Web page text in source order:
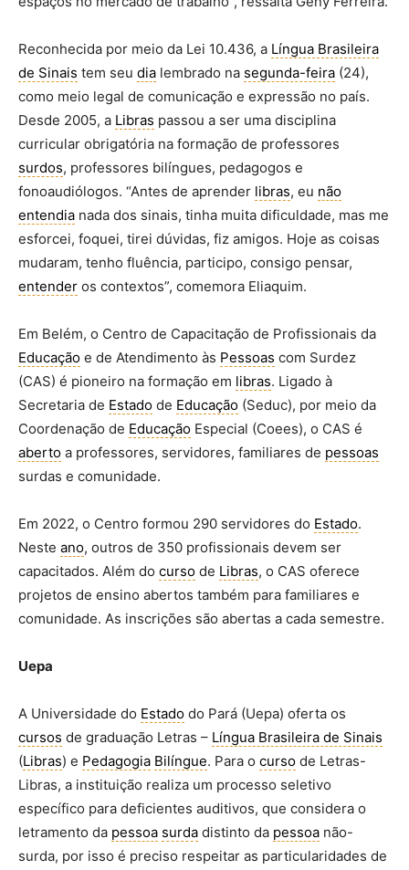
Reconhecida por meio da Lei 10.436, a Língua Brasileira
de Sinais tem seu dia lembrado na segunda-feira (24),
como meio legal de comunicação e expressão no país.
Desde 2005, a Libras passou a ser uma disciplina
curricular obrigatória na formação de professores
surdos, professores bilíngues, pedagogos e
fonoaudiólogos. “Antes de aprender libras, eu não
entendia nada dos sinais, tinha muita dificuldade, mas me
esforcei, foquei, tirei dúvidas, fiz amigos. Hoje as coisas
mudaram, tenho fluência, participo, consigo pensar,
entender os contextos”, comemora Eliaquim.
Em Belém, o Centro de Capacitação de Profissionais da
Educação e de Atendimento às Pessoas com Surdez
(CAS) é pioneiro na formação em libras. Ligado à
Secretaria de Estado de Educação (Seduc), por meio da
Coordenação de Educação Especial (Coees), o CAS é
aberto a professores, servidores, familiares de pessoas
surdas e comunidade.
Em 2022, o Centro formou 290 servidores do Estado.
Neste ano, outros de 350 profissionais devem ser
capacitados. Além do curso de Libras, o CAS oferece
projetos de ensino abertos também para familiares e
comunidade. As inscrições são abertas a cada semestre.
Uepa
A Universidade do Estado do Pará (Uepa) oferta os
cursos de graduação Letras – Língua Brasileira de Sinais
(Libras) e Pedagogia Bilíngue. Para o curso de Letras-
Libras, a instituição realiza um processo seletivo
específico para deficientes auditivos, que considera o
letramento da pessoa surda distinto da pessoa não-
surda, por isso é preciso respeitar as particularidades de